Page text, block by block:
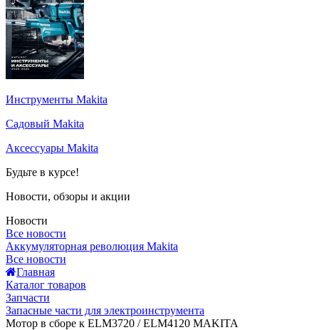
Инструменты Makita
Садовый Makita
Аксессуары Makita
Будьте в курсе!
Новости, обзоры и акции
Новости
Все новости
Аккумуляторная революция Makita
Все новости
Главная
Каталог товаров
Запчасти
Запасные части для электроинструмента
Мотор в сборе к ELM3720 / ELM4120 MAKITA